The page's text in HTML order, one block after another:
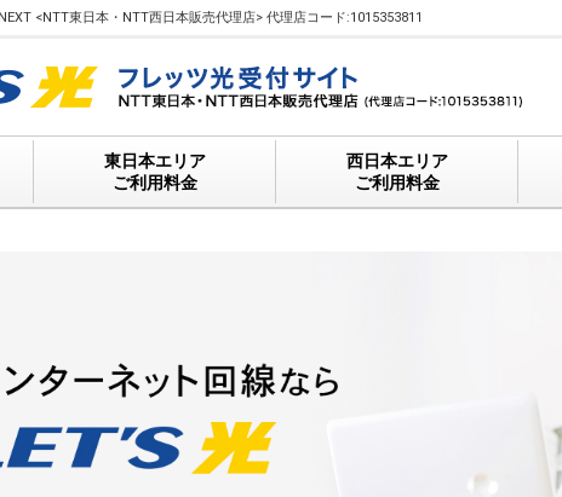
<NTT東日本・NTT西日本販売代理店> 代理店コード:1015353811
東日本エリア
ご利用料金
西日本エリア
ご利用料金